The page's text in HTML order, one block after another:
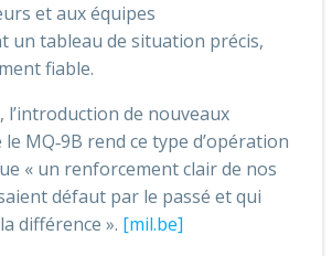
et aux équipes
un tableau de situation précis,
fiable.
l’introduction de nouveaux
MQ‑9B rend ce type d’opération
« un renforcement clair de nos
défaut par le passé et qui
différence ». [mil.be]